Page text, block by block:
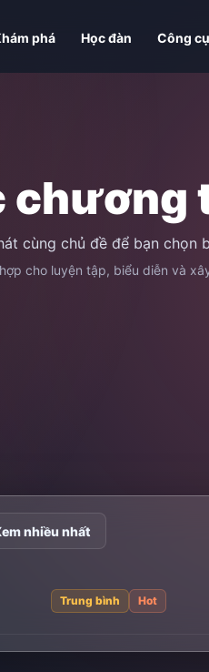
phá Học đàn Công cụ
chương
cùng chủ đề để bạn chọn
cho luyện tập, biểu diễn và
nhiều nhất
Trung bình Hot